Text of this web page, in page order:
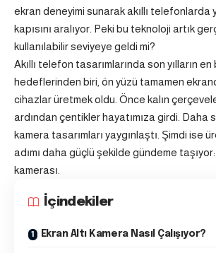
ekran deneyimi sunarak akıllı telefonlarda
kapısını aralıyor. Peki bu teknoloji artık
kullanılabilir seviyeye geldi mi?
Akıllı telefon tasarımlarında son yılların en
hedeflerinden biri, ön yüzü tamamen
cihazlar üretmek oldu. Önce kalın
ardından çentikler hayatımıza girdi. Daha
kamera tasarımları yaygınlaştı. Şimdi ise
adımı daha güçlü şekilde gündeme
kamerası.
İçindekiler
Ekran Altı Kamera Nasıl Çalışıyor?